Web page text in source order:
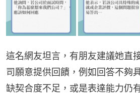
這名網友坦言，有朋友建議她直
司願意提供回饋，例如回答不夠
缺契合度不足，或是表達能力仍